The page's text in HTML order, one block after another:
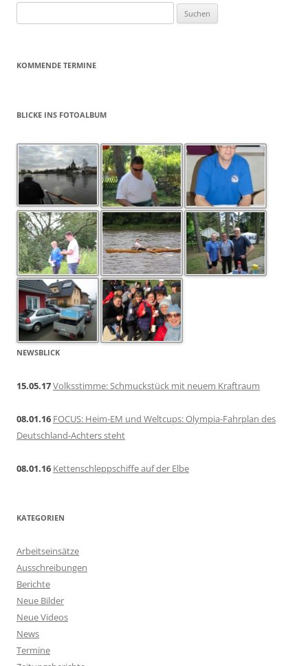
nach:
KOMMENDE TERMINE
BLICKE INS FOTOALBUM
NEWSBLICK
15.05.17Volksstimme: Schmuckstück mit neuem Kraftraum
08.01.16 FOCUS: Heim-EM und Weltcups: Olympia-Fahrplan des
Deutschland-Achters steht
08.01.16 Kettenschleppschiffe auf der Elbe
KATEGORIEN
Arbeitseinsätze
Ausschreibungen
Berichte
Neue Bilder
Neue Videos
News
Termine